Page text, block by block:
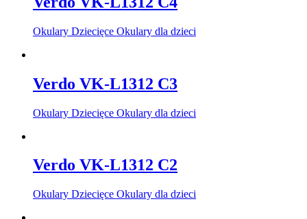
Okulary Dziecięce Okulary dla dzieci
Verdo VK-L1312 C3
Okulary Dziecięce Okulary dla dzieci
Verdo VK-L1312 C2
Okulary Dziecięce Okulary dla dzieci